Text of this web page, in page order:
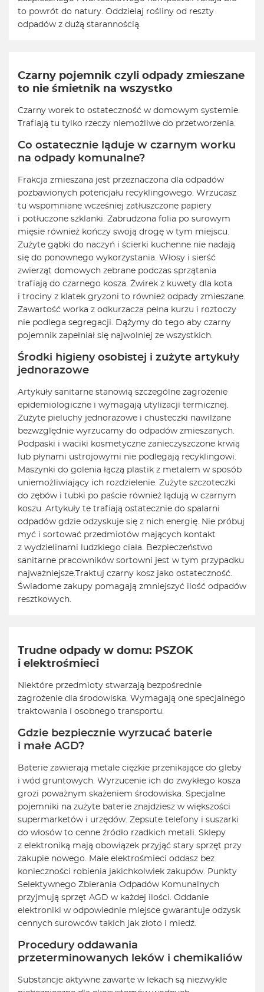
to powrót do natury. Oddzielaj rośliny od reszty
odpadów z dużą starannością.
Czarny pojemnik czyli odpady zmieszane
to nie śmietnik na wszystko
Czarny worek to ostateczność w domowym systemie.
Trafiają tu tylko rzeczy niemożliwe do przetworzenia.
Co ostatecznie ląduje w czarnym worku
na odpady komunalne?
Frakcja zmieszana jest przeznaczona dla odpadów
pozbawionych potencjału recyklingowego. Wrzucasz
tu wspomniane wcześniej zatłuszczone papiery
i potłuczone szklanki. Zabrudzona folia po surowym
mięsie również kończy swoją drogę w tym miejscu.
Zużyte gąbki do naczyń i ścierki kuchenne nie nadają
się do ponownego wykorzystania. Włosy i sierść
zwierząt domowych zebrane podczas sprzątania
trafiają do czarnego kosza. Żwirek z kuwety dla kota
i trociny z klatek gryzoni to również odpady zmieszane.
Zawartość worka z odkurzacza pełna kurzu i roztoczy
nie podlega segregacji. Dążymy do tego aby czarny
pojemnik zapełniał się najwolniej ze wszystkich.
Środki higieny osobistej i zużyte artykuły
jednorazowe
Artykuły sanitarne stanowią szczególne zagrożenie
epidemiologiczne i wymagają utylizacji termicznej.
Zużyte pieluchy jednorazowe i chusteczki nawilżane
bezwzględnie wyrzucamy do odpadów zmieszanych.
Podpaski i waciki kosmetyczne zanieczyszczone krwią
lub płynami ustrojowymi nie podlegają recyklingowi.
Maszynki do golenia łączą plastik z metalem w sposób
uniemożliwiający ich rozdzielenie. Zużyte szczoteczki
do zębów i tubki po paście również lądują w czarnym
koszu. Artykuły te trafiają ostatecznie do spalarni
odpadów gdzie odzyskuje się z nich energię. Nie próbuj
myć i sortować przedmiotów mających kontakt
z wydzielinami ludzkiego ciała. Bezpieczeństwo
sanitarne pracowników sortowni jest w tym przypadku
najważniejsze. Traktuj czarny kosz jako ostateczność.
Świadome zakupy pomagają zmniejszyć ilość odpadów
resztkowych.
Trudne odpady w domu: PSZOK
i elektrośmieci
Niektóre przedmioty stwarzają bezpośrednie
zagrożenie dla środowiska. Wymagają one specjalnego
traktowania i osobnego transportu.
Gdzie bezpiecznie wyrzucać baterie
i małe AGD?
Baterie zawierają metale ciężkie przenikające do gleby
i wód gruntowych. Wyrzucenie ich do zwykłego kosza
grozi poważnym skażeniem środowiska. Specjalne
pojemniki na zużyte baterie znajdziesz w większości
supermarketów i urzędów. Zepsute telefony i suszarki
do włosów to cenne źródło rzadkich metali. Sklepy
z elektroniką mają obowiązek przyjąć stary sprzęt przy
zakupie nowego. Małe elektrośmieci oddasz bez
konieczności robienia jakichkolwiek zakupów. Punkty
Selektywnego Zbierania Odpadów Komunalnych
przyjmują sprzęt AGD w każdej ilości. Oddanie
elektroniki w odpowiednie miejsce gwarantuje odzysk
cennych surowców takich jak złoto i miedź.
Procedury oddawania
przeterminowanych leków i chemikaliów
Substancje aktywne zawarte w lekach są niezwykle